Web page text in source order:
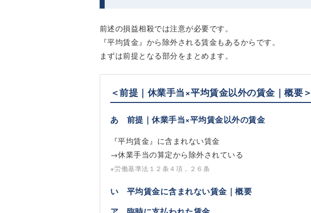
前述の損益相殺では注意が必要です。
『平均賃金』から除外される賃金もあるからです。
まずは前提となる部分をまとめます。
＜前提｜休業手当×平均賃金以外の賃金｜概要＞
あ 前提｜休業手当×平均賃金以外の賃金
『平均賃金』に含まれない賃金
→休業手当の算定から除外されている
※労働基準法１２条４項，２６条
い 平均賃金に含まれない賃金｜概要